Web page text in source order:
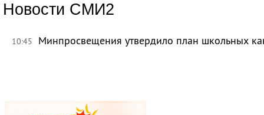
Новости СМИ2
10:45 Минпросвещения утвердило план школьных